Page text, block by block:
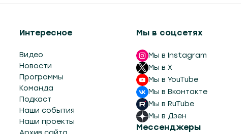
Интересное
Видео
Новости
Программы
Команда
Подкаст
Мы в соцсетях
Мы в Instagram
Мы в X
Мы в YouTube
Мы в Вконтакте
Мы в RuTube